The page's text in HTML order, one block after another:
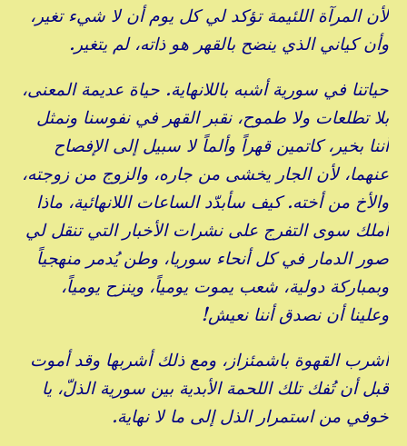
لأن المرآة اللئيمة تؤكد لي كل يوم أن لا شيء تغير،
وأن كياني الذي ينضح بالقهر هو ذاته، لم يتغير.
حياتنا في سورية أشبه باللانهاية. حياة عديمة المعنى،
بلا تطلعات ولا طموح، نقبر القهر في نفوسنا ونمثل
أننا بخير، كاتمين قهراً وألماً لا سبيل إلى الإفصاح
عنهما، لأن الجار يخشى من جاره، والزوج من زوجته،
والأخ من أخته. كيف سأبدّد الساعات اللانهائية، ماذا
أملك سوى التفرج على نشرات الأخبار التي تنقل لي
صور الدمار في كل أنحاء سوريا، وطن يُدمر منهجياً
وبمباركة دولية، شعب يموت يومياً، وينزح يومياً،
وعلينا أن نصدق أننا نعيش!
أشرب القهوة باشمئزاز، ومع ذلك أشربها وقد أموت
قبل أن تُفك تلك اللحمة الأبدية بين سورية الذلّ، يا
خوفي من استمرار الذل إلى ما لا نهاية.